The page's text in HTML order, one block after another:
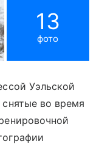
13
фото
Уэльской
во время